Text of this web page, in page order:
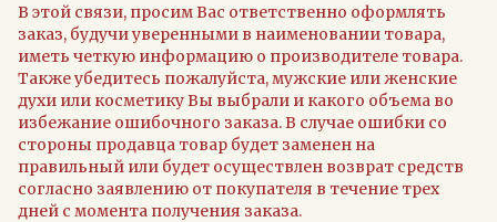
В этой связи, просим Вас ответственно оформлять
заказ, будучи уверенными в наименовании товара,
иметь четкую информацию о производителе товара.
Также убедитесь пожалуйста, мужские или женские
духи или косметику Вы выбрали и какого объема во
избежание ошибочного заказа. В случае ошибки со
стороны продавца товар будет заменен на
правильный или будет осуществлен возврат средств
согласно заявлению от покупателя в течение трех
дней с момента получения заказа.